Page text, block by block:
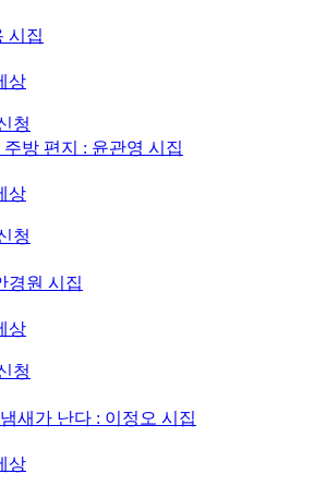
시집
상
청
방 편지 : 윤관영 시집
상
청
경원 시집
상
청
새가 난다 : 이정오 시집
상